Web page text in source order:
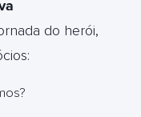
do herói,